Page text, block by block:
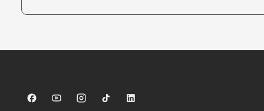
Sparkasse auf Facebook
Sparkasse auf Youtube
Sparkasse auf Instagram
Sparkasse auf TikTok
Sparkasse auf LinkedIn